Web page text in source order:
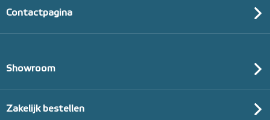
Contactpagina
Showroom
Zakelijk bestellen